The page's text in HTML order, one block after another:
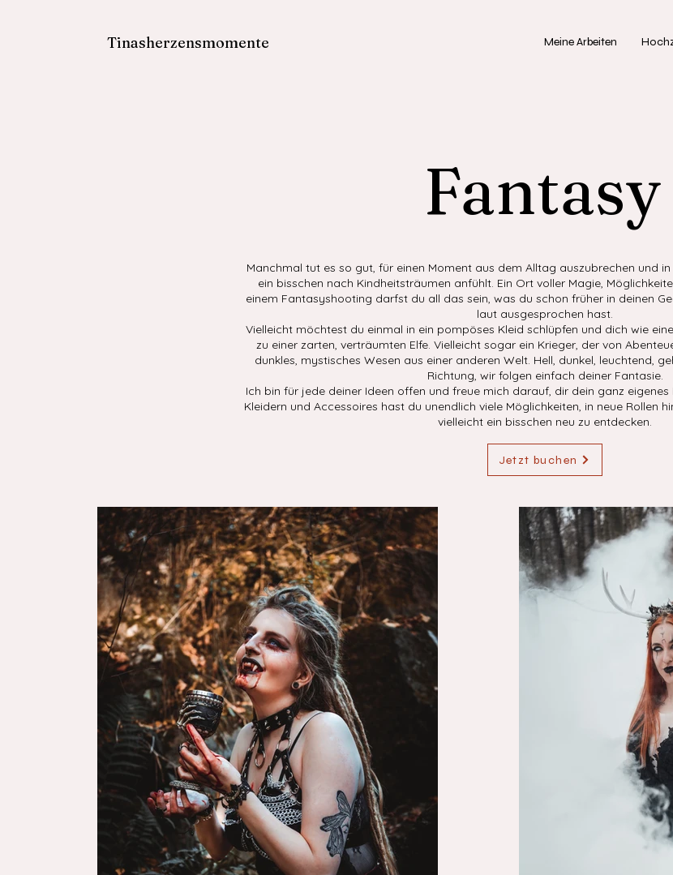
Tinasherzensmomente Meine Arbeiten
Fantasy
Manchmal tut es so gut, für einen Moment aus dem Alltag auszubrechen und
ein bisschen nach Kindheitsträumen anfühlt. Ein Ort voller Magie,
einem Fantasyshooting darfst du all das sein, was du schon früher in deinen
laut ausgesprochen hast.
Vielleicht möchtest du einmal in ein pompöses Kleid schlüpfen und dich wie
zu einer zarten, verträumten Elfe. Vielleicht sogar ein Krieger, der von
dunkles, mystisches Wesen aus einer anderen Welt. Hell, dunkel, leuchtend,
Richtung, wir folgen einfach deiner Fantasie.
Ich bin für jede deiner Ideen offen und freue mich darauf, dir dein ganz eigenes
Kleidern und Accessoires hast du unendlich viele Möglichkeiten, in neue Rollen
vielleicht ein bisschen neu zu entdecken.
Jetzt buchen